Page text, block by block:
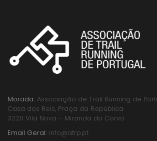
Morada: Associação de Trail Running de
Casa dos Reis, Praça da República
3220 Vila Nova – Miranda do Corvo
Email Geral: info@atrp.pt